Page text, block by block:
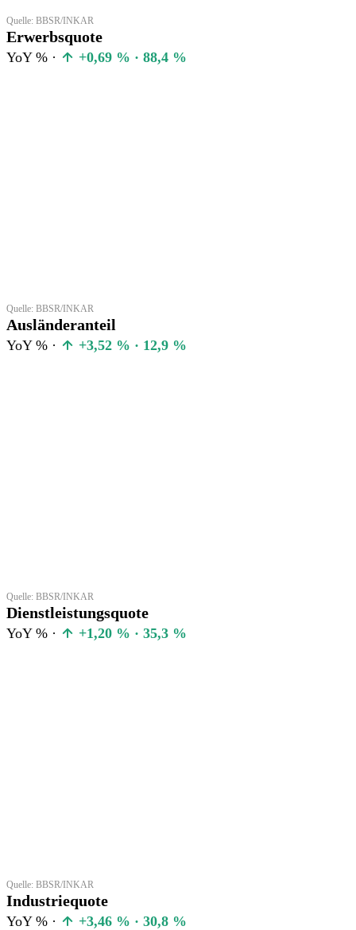
Quelle: BBSR/INKAR
Erwerbsquote
YoY % · +0,69 % · 88,4 %
Quelle: BBSR/INKAR
Ausländeranteil
YoY % · +3,52 % · 12,9 %
Quelle: BBSR/INKAR
Dienstleistungsquote
YoY % · +1,20 % · 35,3 %
Quelle: BBSR/INKAR
Industriequote
YoY % · +3,46 % · 30,8 %